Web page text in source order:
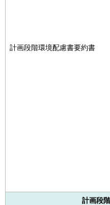
計画段階環境配慮書要約書
計画段